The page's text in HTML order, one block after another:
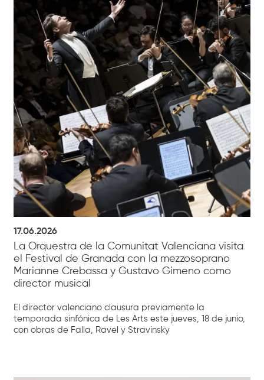
17.06.2026
La Orquestra de la Comunitat Valenciana visita
el Festival de Granada con la mezzosoprano
Marianne Crebassa y Gustavo Gimeno como
director musical
El director valenciano clausura previamente la
temporada sinfónica de Les Arts este jueves, 18 de junio,
con obras de Falla, Ravel y Stravinsky